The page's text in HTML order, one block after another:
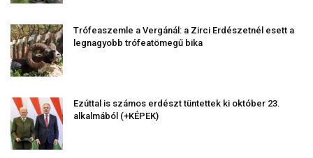
Trófeaszemle a Vergánál: a Zirci Erdészetnél esett a
legnagyobb trófeatömegű bika
Ezúttal is számos erdészt tüntettek ki október 23.
alkalmából (+KÉPEK)